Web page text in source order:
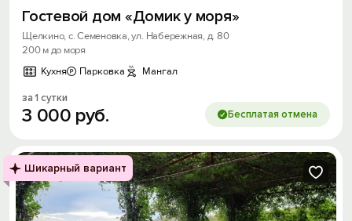
Гостевой дом «Домик у моря»
Щелкино, с. Семеновка, ул. Набережная, д. 80
200 м до моря
Кухня
Парковка Мангал
за 1 сутки
3 000 руб. Бесплатая отмена
Шикарный вариант